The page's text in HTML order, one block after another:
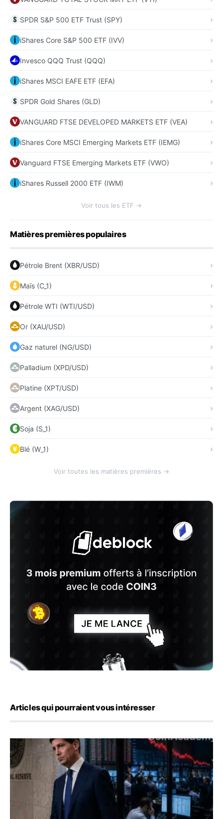
SPDR S&P 500 ETF Trust (SPY)
iShares Core S&P 500 ETF (IVV)
Invesco QQQ Trust (QQQ)
iShares MSCI EAFE ETF (EFA)
SPDR Gold Shares (GLD)
VANGUARD FTSE DEVELOPED MARKETS ETF (VEA)
iShares Core MSCI Emerging Markets ETF (IEMG)
Vanguard FTSE Emerging Markets ETF (VWO)
iShares Russell 2000 ETF (IWM)
Voir tous les ETF →
Matières premières populaires
Pétrole Brent (XBR/USD)
Maïs (C_1)
Pétrole WTI (WTI/USD)
Or (XAU/USD)
Gaz naturel (NG/USD)
Palladium (XPD/USD)
Platine (XPT/USD)
Argent (XAG/USD)
Soja (S_1)
Blé (W_1)
Voir toutes les matières premières →
Articles qui pourraient vous intéresser
Kevin Warsh maintient sa communication minimaliste